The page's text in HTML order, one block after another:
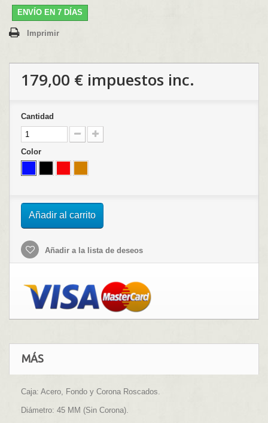
ENVÍO EN 7 DÍAS
Imprimir
179,00 € impuestos inc.
Cantidad
Color
Añadir al carrito
Añadir a la lista de deseos
MÁS
Caja: Acero, Fondo y Corona Roscados.
Diámetro: 45 MM (Sin Corona).